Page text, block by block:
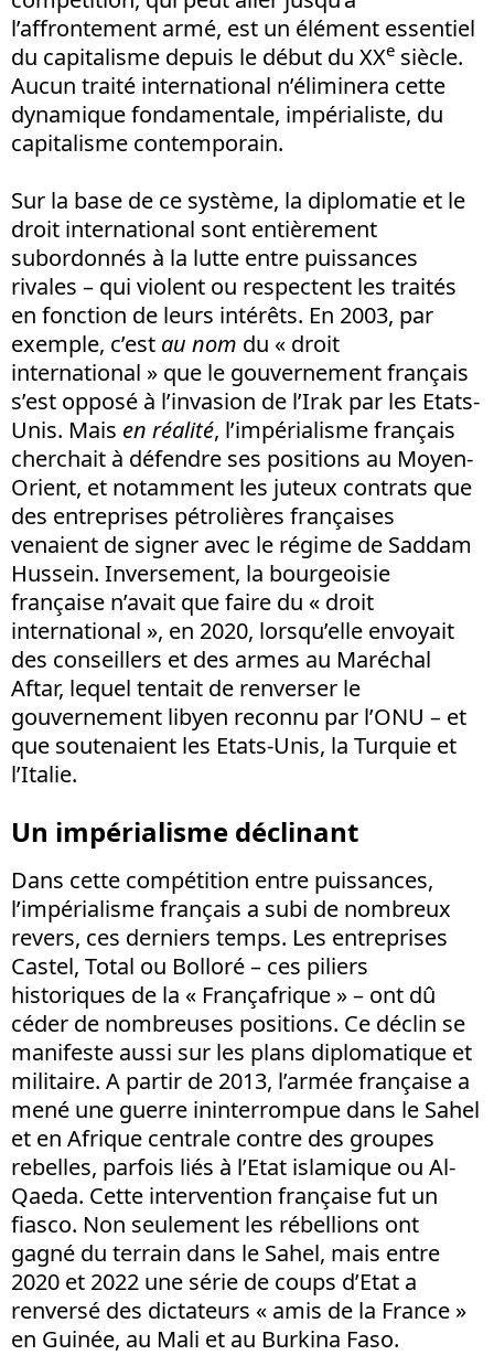
l’affrontement armé, est un élément essentiel
du capitalisme depuis le début du XXe siècle.
Aucun traité international n’éliminera cette
dynamique fondamentale, impérialiste, du
capitalisme contemporain.
Sur la base de ce système, la diplomatie et le
droit international sont entièrement
subordonnés à la lutte entre puissances
rivales – qui violent ou respectent les traités
en fonction de leurs intérêts. En 2003, par
exemple, c’est au nom du « droit
international » que le gouvernement français
s’est opposé à l’invasion de l’Irak par les Etats-
Unis. Mais en réalité, l’impérialisme français
cherchait à défendre ses positions au Moyen-
Orient, et notamment les juteux contrats que
des entreprises pétrolières françaises
venaient de signer avec le régime de Saddam
Hussein. Inversement, la bourgeoisie
française n’avait que faire du « droit
international », en 2020, lorsqu’elle envoyait
des conseillers et des armes au Maréchal
Aftar, lequel tentait de renverser le
gouvernement libyen reconnu par l’ONU – et
que soutenaient les Etats-Unis, la Turquie et
l’Italie.
Un impérialisme déclinant
Dans cette compétition entre puissances,
l’impérialisme français a subi de nombreux
revers, ces derniers temps. Les entreprises
Castel, Total ou Bolloré – ces piliers
historiques de la « Françafrique » – ont dû
céder de nombreuses positions. Ce déclin se
manifeste aussi sur les plans diplomatique et
militaire. A partir de 2013, l’armée française a
mené une guerre ininterrompue dans le Sahel
et en Afrique centrale contre des groupes
rebelles, parfois liés à l’Etat islamique ou Al-
Qaeda. Cette intervention française fut un
fiasco. Non seulement les rébellions ont
gagné du terrain dans le Sahel, mais entre
2020 et 2022 une série de coups d’Etat a
renversé des dictateurs « amis de la France »
en Guinée, au Mali et au Burkina Faso.